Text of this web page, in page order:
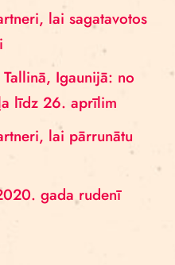
lai sagatavotos
Igaunijā: no
līdz 26. aprīlim
lai pārrunātu
gada rudenī